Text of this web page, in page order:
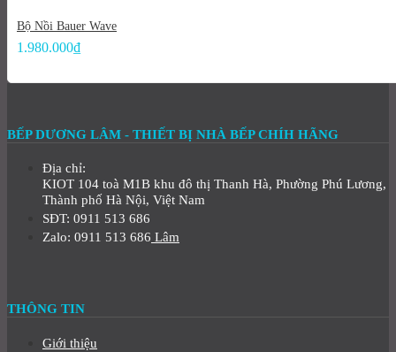
Bộ Nồi Bauer Wave
1.980.000₫
BẾP DƯƠNG LÂM - THIẾT BỊ NHÀ BẾP CHÍH HÃNG
Địa chỉ:
KIOT 104 toà M1B khu đô thị Thanh Hà, Phường Phú Lương,
Thành phố Hà Nội, Việt Nam
SĐT: 0911 513 686
Zalo: 0911 513 686 Lâm
THÔNG TIN
Giới thiệu